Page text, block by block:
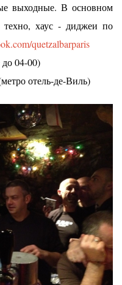
выходные. В основном
хаус - диджеи по
quetzalbarparis
04-00)
отель-де-Виль)